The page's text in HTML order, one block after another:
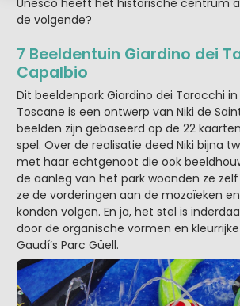
Unesco heeft het historische centrum
de volgende?
7 Beeldentuin Giardino dei
Capalbio
Dit beeldenpark Giardino dei Tarocchi
Toscane is een ontwerp van Niki de
beelden zijn gebaseerd op de 22
spel. Over de realisatie deed Niki bijna
met haar echtgenoot die ook
de aanleg van het park woonden ze
ze de vorderingen aan de mozaïeken
konden volgen. En ja, het stel is
door de organische vormen en
Gaudí’s Parc Güell.